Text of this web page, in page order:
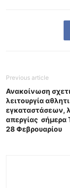
Previous article
Ανακοίνωση
λειτουργία
εγκαταστάσεων,
απεργίας σήμερα
28 Φεβρουαρίου